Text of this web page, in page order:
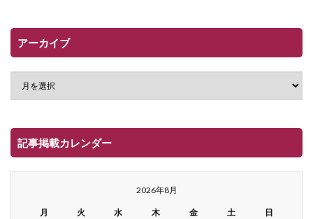
アーカイブ
記事掲載カレンダー
2026年8月
月 火 水 木 金 土 日